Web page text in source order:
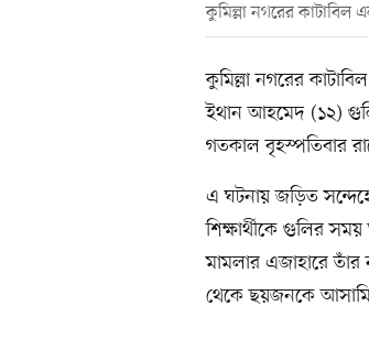
কুমিল্লা নগরের কাটাবিল
কুমিল্লা নগরের
ইথান আহমেদ (১২)
গতকাল বৃহস্পতিবার
এ ঘটনায় জড়িত
শিক্ষার্থীকে গুলির
মামলার এজাহারে
থেকে ছয়জনকে আসামি